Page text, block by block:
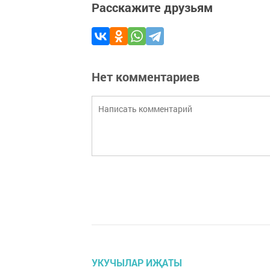
Расскажите друзьям
Нет комментариев
УКУЧЫЛАР ИҖАТЫ